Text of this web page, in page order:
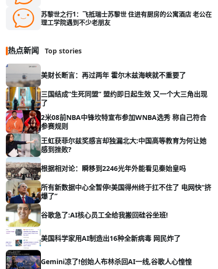
苏黎世之行1：飞抵瑞士苏黎世 住进有厨房的公寓酒店 老公在
理工学院遇到不少老朋友
热点新闻 Top stories
美财长断言：再过两年 霍尔木兹海峡就不重要了
三国结成“生死同盟” 盟约即日起生效 又一个大三角出现
了
2米08前NBA中锋坎特宣布参加WNBA选秀 称自己符合
参赛规则
王虹获菲尔兹奖感言却独漏北大:中国高等教育为何让她
感到挫败?
根据相对论：瞬移到2246光年外能看见秦始皇吗
所有新数据中心全暂停!美国得州终于扛不住了 电网快“挤
爆了”
谷歌急了:AI核心员工全给我搬回硅谷坐班!
美国科学家用AI制造出16种全新病毒 网民炸了
Gemini凉了!创始人布林杀回AI一线,谷歌人心惶惶